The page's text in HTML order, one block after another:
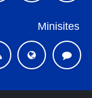
Minisites